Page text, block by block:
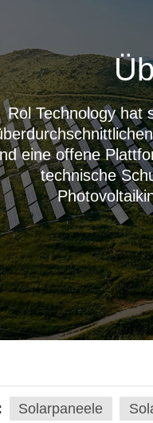
Rol Technology hat
eine offene
technische
Solarpaneele